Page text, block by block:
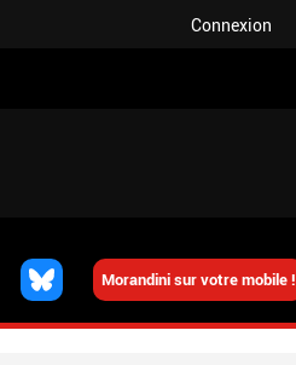
Connexion
Morandini sur votre mobile !